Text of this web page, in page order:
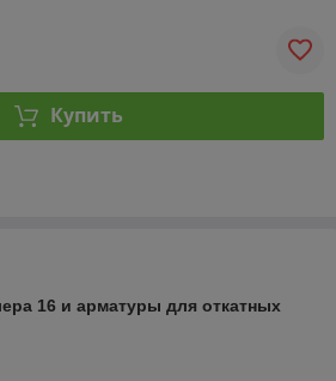
Купить
16 и арматуры для откатных